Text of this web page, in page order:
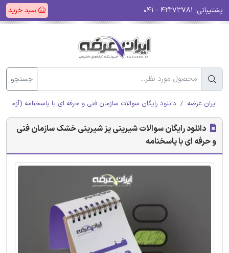
پشتیبانی: سبد خرید
جستجو
ایران عرضه دانلود رایگان سوالات سازمان فنی و حرفه ای با پاسخنامه (آزمون
دانلود رایگان سوالات شیرینی پز شیرینی خشک سازمان فنی
و حرفه ای با پاسخنامه